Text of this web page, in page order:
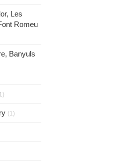
Les
Romeu
Banyuls
(1)